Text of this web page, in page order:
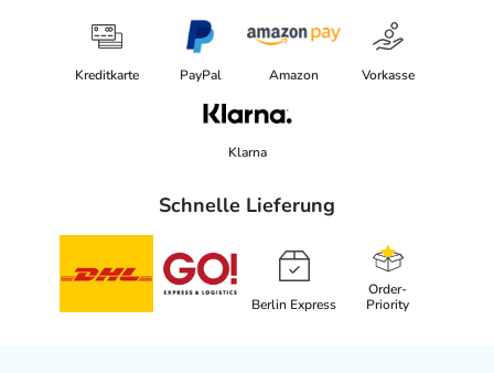
Kreditkarte PayPal Amazon Vorkasse
Klarna
Schnelle Lieferung
Berlin Express
Order-
Priority